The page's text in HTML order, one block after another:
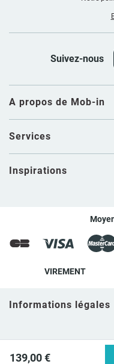
139,00 €
A propos de Mob-in
Services
Inspirations
Suivez-nous
VIREMENT
Informations légales